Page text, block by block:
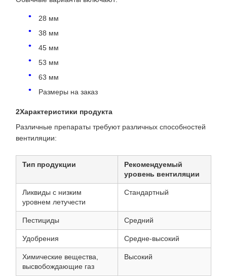
28 мм
38 мм
45 мм
53 мм
63 мм
Размеры на заказ
2Характеристики продукта
Различные препараты требуют различных способностей
вентиляции:
Тип продукции
Рекомендуемый
уровень вентиляции
Ликвиды с низким
уровнем летучести
Стандартный
Пестициды Средний
Удобрения Средне-высокий
Химические вещества,
высвобождающие газ
Высокий